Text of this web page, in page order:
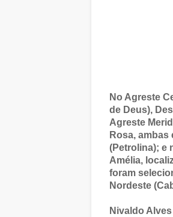
No Agreste
de Deus),
Agreste
Rosa,
(Petrolina); e
Amélia,
foram
Nordeste
Nivaldo